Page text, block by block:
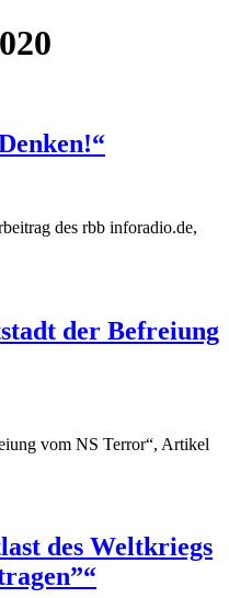
des rbb inforadio.de,
der Befreiung
vom NS Terror“, Artikel
des Weltkriegs